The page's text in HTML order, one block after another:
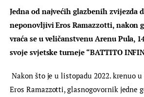
Jedna od najvećih glazbenih zvijezda
neponovljivi Eros Ramazzotti, nakon
vraća se u veličanstvenu Arenu Pula,
svoje svjetske turneje “BATTITO
Nakon što je u listopadu 2022. krenuo
Eros Ramazzotti, glasnogovornik jedne